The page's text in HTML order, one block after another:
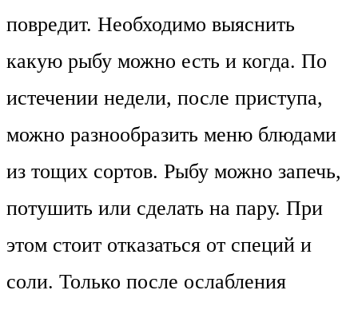
повредит. Необходимо выяснить
какую рыбу можно есть и когда. По
истечении недели, после приступа,
можно разнообразить меню блюдами
из тощих сортов. Рыбу можно запечь,
потушить или сделать на пару. При
этом стоит отказаться от специй и
соли. Только после ослабления